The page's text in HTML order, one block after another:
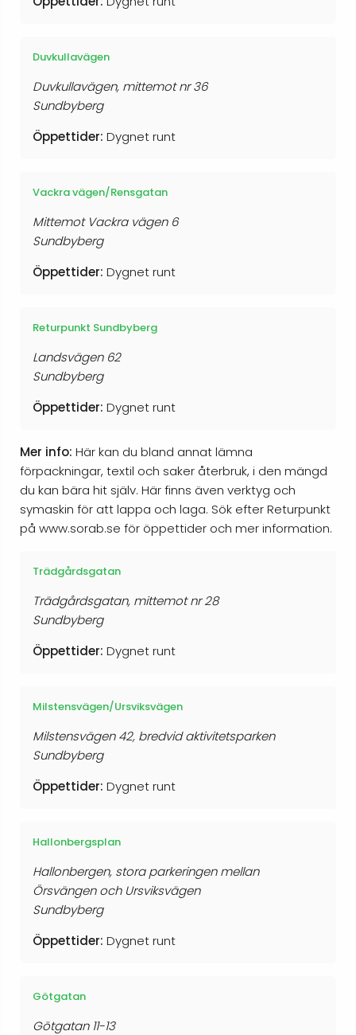
Duvkullavägen
Duvkullavägen, mittemot nr 36
Sundbyberg
Öppettider: Dygnet runt
Vackra vägen/Rensgatan
Mittemot Vackra vägen 6
Sundbyberg
Öppettider: Dygnet runt
Returpunkt Sundbyberg
Landsvägen 62
Sundbyberg
Öppettider: Dygnet runt
Mer info: Här kan du bland annat lämna
förpackningar, textil och saker återbruk, i den mängd
du kan bära hit själv. Här finns även verktyg och
symaskin för att lappa och laga. Sök efter Returpunkt
på www.sorab.se för öppettider och mer information.
Trädgårdsgatan
Trädgårdsgatan, mittemot nr 28
Sundbyberg
Öppettider: Dygnet runt
Milstensvägen/Ursviksvägen
Milstensvägen 42, bredvid aktivitetsparken
Sundbyberg
Öppettider: Dygnet runt
Hallonbergsplan
Hallonbergen, stora parkeringen mellan
Örsvängen och Ursviksvägen
Sundbyberg
Öppettider: Dygnet runt
Götgatan
Götgatan 11-13